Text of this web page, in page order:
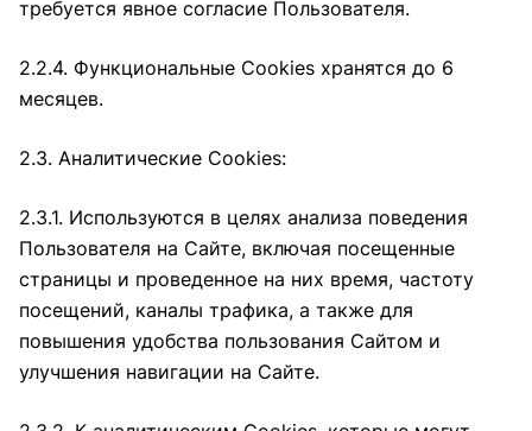
требуется явное согласие Пользователя.
2.2.4. Функциональные Cookies хранятся до 6
месяцев.
2.3. Аналитические Cookies:
2.3.1. Используются в целях анализа поведения
Пользователя на Сайте, включая посещенные
страницы и проведенное на них время, частоту
посещений, каналы трафика, а также для
повышения удобства пользования Сайтом и
улучшения навигации на Сайте.